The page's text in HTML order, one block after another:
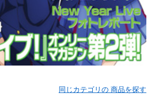
同じカテゴリの 商品を探す